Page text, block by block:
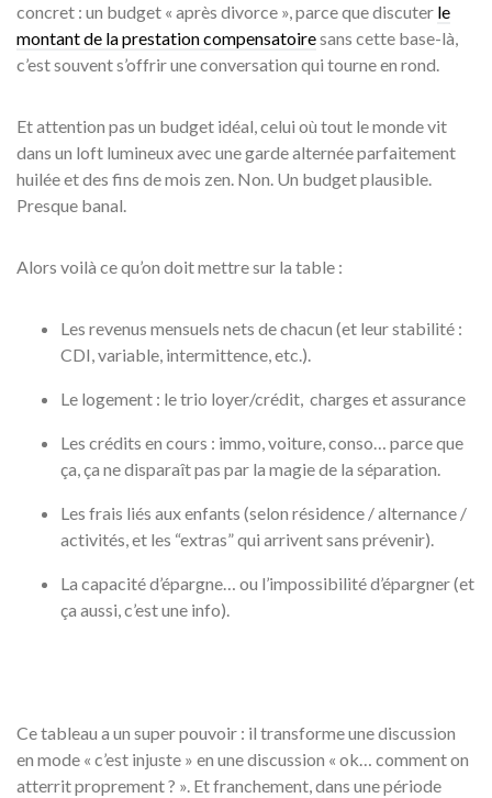
concret : un budget « après divorce », parce que discuter le
montant de la prestation compensatoiresans cette base-là,
c’est souvent s’offrir une conversation qui tourne en rond.
Et attention pas un budget idéal, celui où tout le monde vit
dans un loft lumineux avec une garde alternée parfaitement
huilée et des fins de mois zen. Non. Un budget plausible.
Presque banal.
Alors voilà ce qu’on doit mettre sur la table :
Les revenus mensuels nets de chacun (et leur stabilité :
CDI, variable, intermittence, etc.).
Le logement : le trio loyer/crédit, charges et assurance
Les crédits en cours : immo, voiture, conso… parce que
ça, ça ne disparaît pas par la magie de la séparation.
Les frais liés aux enfants (selon résidence / alternance /
activités, et les “extras” qui arrivent sans prévenir).
La capacité d’épargne… ou l’impossibilité d’épargner (et
ça aussi, c’est une info).
Ce tableau a un super pouvoir : il transforme une discussion
en mode « c’est injuste » en une discussion « ok… comment on
atterrit proprement ? ». Et franchement, dans une période